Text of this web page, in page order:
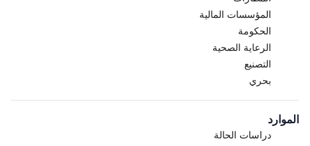
المؤسسات المالية
الحكومة
الرعاية الصحية
التصنيع
بحري
الموارد
دراسات الحالة